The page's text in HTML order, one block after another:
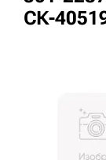
СК-
Акции
3D тур по